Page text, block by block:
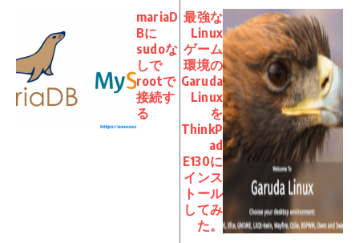
mariaD
Bに
sudoな
しで
rootで
接続す
る
最強な
Linux
ゲーム
環境の
Garuda
Linux
を
ThinkP
ad
E130に
インス
トール
してみ
た。